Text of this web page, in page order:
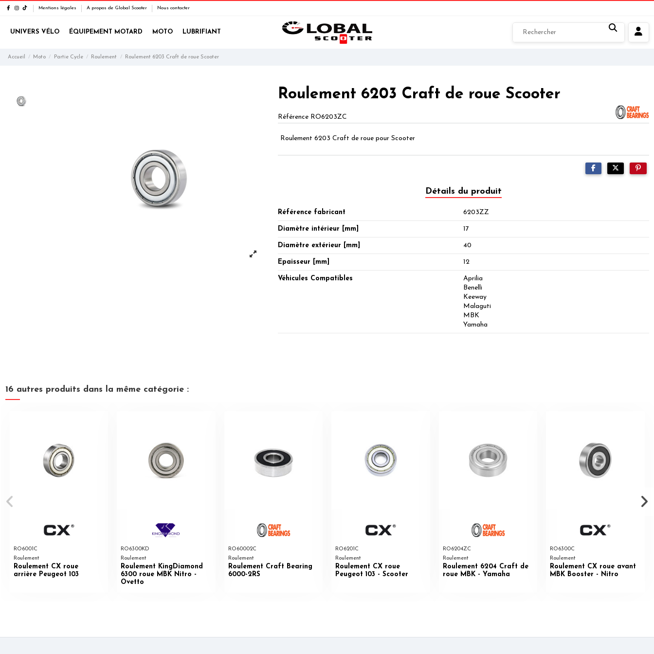
Mentions légales A propos de Global Scooter Nous contacter
UNIVERS VÉLO ÉQUIPEMENT MOTARD MOTO LUBRIFIANT
Accueil Moto Partie Cycle Roulement Roulement 6203 Craft de roue Scooter
Roulement 6203 Craft de roue Scooter
Référence RO6203ZC
Roulement 6203 Craft de roue pour Scooter
Détails du produit
Référence fabricant 6203ZZ
Diamètre intérieur [mm] 17
Diamètre extérieur [mm] 40
Epaisseur [mm] 12
Véhicules Compatibles
Aprilia
Benelli
Keeway
Malaguti
MBK
Yamaha
16 autres produits dans la même catégorie :
RO6001C
Roulement
Roulement CX roue
arrière Peugeot 103
RO6300KD
Roulement
Roulement KingDiamond
6300 roue MBK Nitro -
Ovetto
RO60002C
Roulement
Roulement Craft Bearing
6000-2RS
RO6201C
Roulement
Roulement CX roue
Peugeot 103 - Scooter
RO6204ZC
Roulement
Roulement 6204 Craft de
roue MBK - Yamaha
RO6300C
Roulement
Roulement CX roue avant
MBK Booster - Nitro